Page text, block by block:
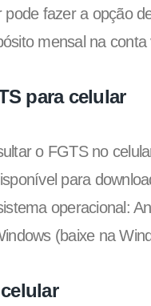
pode fazer a opção
mensal na
para celular
o FGTS no
para
operacional:
(baixe na